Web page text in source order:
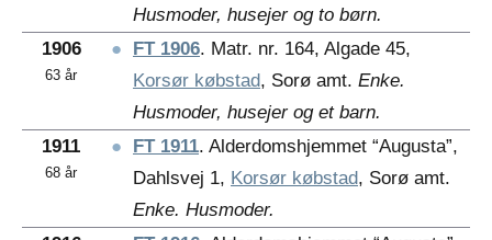
Husmoder, husejer og to børn.
1906
63 år
● FT 1906. Matr. nr. 164, Algade 45,
Korsør købstad, Sorø amt. Enke.
Husmoder, husejer og et barn.
1911
68 år
● FT 1911. Alderdomshjemmet “Augusta”,
Dahlsvej 1, Korsør købstad, Sorø amt.
Enke. Husmoder.